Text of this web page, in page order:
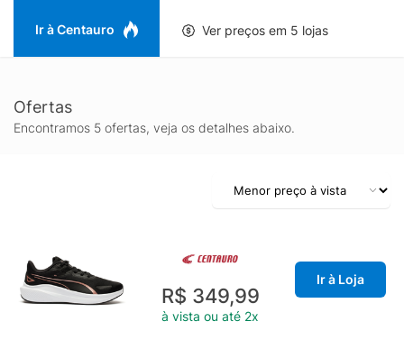
Ir à Centauro Ver preços em 5 lojas
Ofertas
Encontramos 5 ofertas, veja os detalhes abaixo.
R$ 349,99
à vista ou até 2x
Ir à Loja